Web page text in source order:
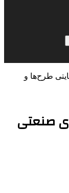
طرح‌ها و
صنعتی